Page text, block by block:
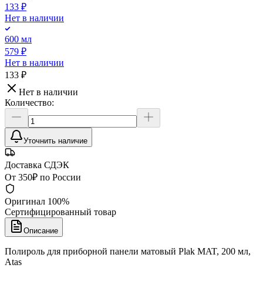
133 ₽
Нет в наличии
600 мл
579 ₽
Нет в наличии
133 ₽
Нет в наличии
Количество:
Уточнить наличие
Доставка СДЭК
От 350₽ по России
Оригинал 100%
Сертифицированный товар
Описание
Полироль для приборной панели матовый Plak MAT, 200 мл,
Atas